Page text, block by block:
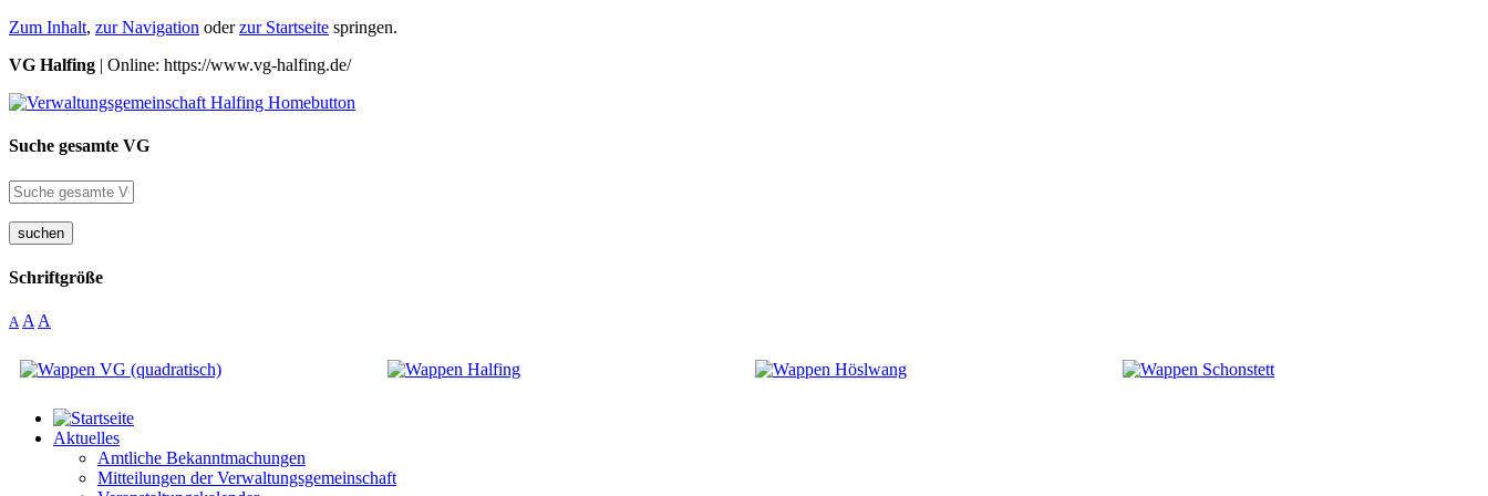
Zum Inhalt, zur Navigation oderzur Startseite springen.
VG Halfing | Online: https://www.vg-halfing.de/
Suche gesamte VG
suchen
Schriftgröße
A A A
Aktuelles
Amtliche Bekanntmachungen
Mitteilungen der Verwaltungsgemeinschaft